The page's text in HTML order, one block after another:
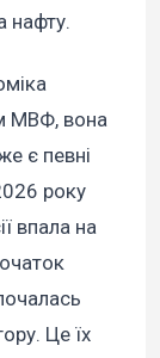
нафту.
МВФ, вона
є певні
року
впала на
Це їх